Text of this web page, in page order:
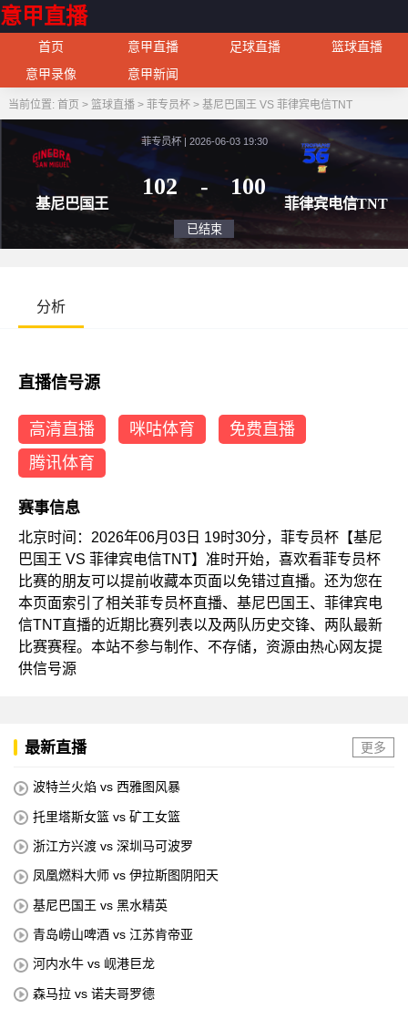
意甲直播
首页 意甲直播 足球直播
篮球直播
意甲录像
意甲新闻
当前位置: 首页 > 篮球直播> 菲专员杯> 基尼巴国王 VS 菲律宾电信TNT
基尼巴国王
菲专员杯 | 2026-06-03 19:30
102 100
菲律宾
分析
直播信号源
高清直播 咪咕体育
免费直播
腾讯体育
赛事信息
北京时间：2026年06月03日 19时30分，菲专员杯【基尼
巴国王 VS 菲律宾电信TNT】准时开始，喜欢看菲专员杯
比赛的朋友可以提前收藏本页面以免错过直播。还为您在
本页面索引了相关菲专员杯直播、基尼巴国王、菲律宾电
信TNT直播的近期比赛列表以及两队历史交锋、两队最新
比赛赛程。本站不参与制作、不存储，资源由热心网友提
供信号源
最新直播 更多
波特兰火焰 vs 西雅图风暴
托里塔斯女篮 vs 矿工女篮
浙江方兴渡 vs 深圳马可波罗
凤凰燃料大师 vs 伊拉斯图阴阳天
基尼巴国王 vs 黑水精英
青岛崂山啤酒 vs 江苏肯帝亚
河内水牛 vs 岘港巨龙
森马拉 vs 诺夫哥罗德